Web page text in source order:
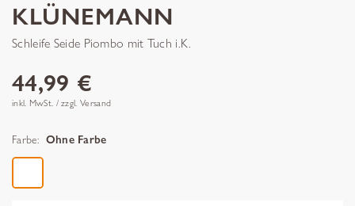
KLÜNEMANN
Schleife Seide Piombo mit Tuch i.K.
44,99 €
inkl. MwSt. / zzgl. Versand
Farbe: Ohne Farbe